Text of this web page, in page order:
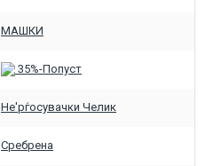
МАШКИ
35%-Попуст
Не'рѓосувачки Челик
Сребрена